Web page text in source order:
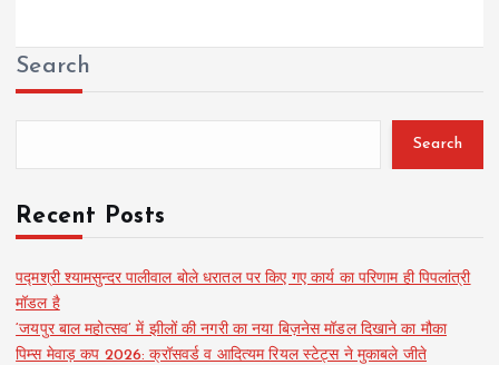
Search
Search
Recent Posts
पद्मश्री श्यामसुन्दर पालीवाल बोले धरातल पर किए गए कार्य का परिणाम ही पिपलांत्री
मॉडल है
‘जयपुर बाल महोत्सव’ में झीलों की नगरी का नया बिज़नेस मॉडल दिखाने का मौका
पिम्स मेवाड़ कप 2026: क्रॉसवर्ड व आदित्यम रियल स्टेट्स ने मुकाबले जीते